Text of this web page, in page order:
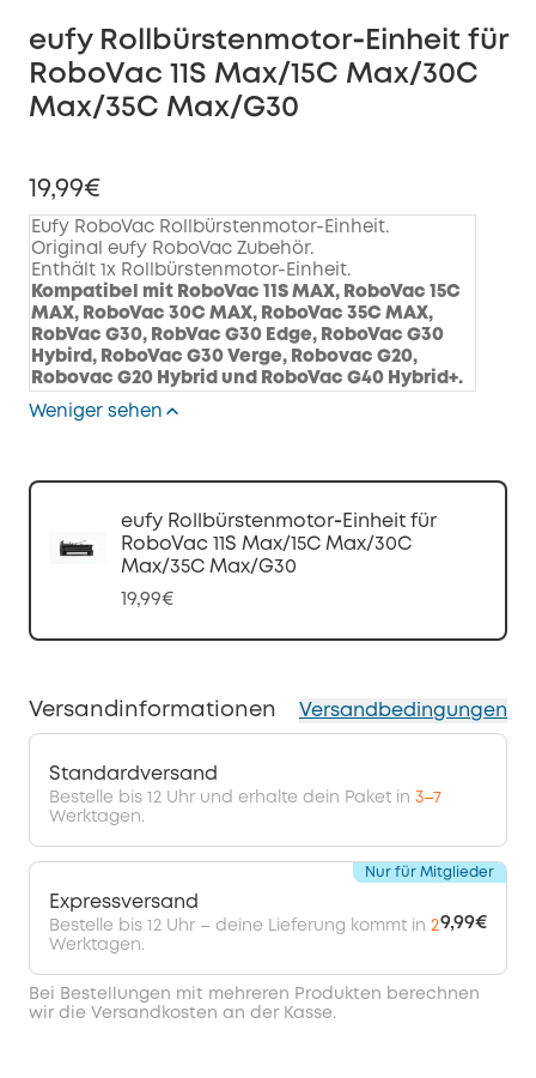
eufy Rollbürstenmotor‑Einheit für
RoboVac 11S Max/15C Max/30C
Max/35C Max/G30
19,99€
Eufy RoboVac Rollbürstenmotor-Einheit.
Original eufy RoboVac Zubehör.
Enthält 1x Rollbürstenmotor-Einheit.
Kompatibel mit RoboVac 11S MAX, RoboVac 15C
MAX, RoboVac 30C MAX, RoboVac 35C MAX,
RobVac G30, RobVac G30 Edge, RoboVac G30
Hybird, RoboVac G30 Verge, Robovac G20,
Robovac G20 Hybrid und RoboVac G40 Hybrid+.
Weniger sehen
eufy Rollbürstenmotor‑Einheit für
RoboVac 11S Max/15C Max/30C
Max/35C Max/G30
19,99€
Versandinformationen Versandbedingungen
Standardversand
Bestelle bis 12 Uhr und erhalte dein Paket in 3–7
Werktagen.
Expressversand
Bestelle bis 12 Uhr – deine Lieferung kommt in 2
Werktagen.
9,99€
Nur für Mitglieder
Bei Bestellungen mit mehreren Produkten berechnen
wir die Versandkosten an der Kasse.